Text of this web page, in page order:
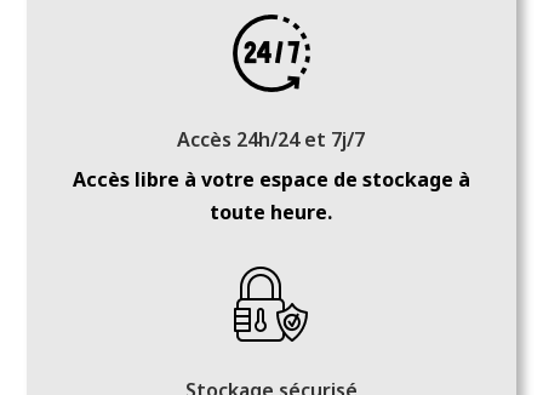
Accès 24h/24 et 7j/7
Accès libre à votre espace de stockage à
toute heure.